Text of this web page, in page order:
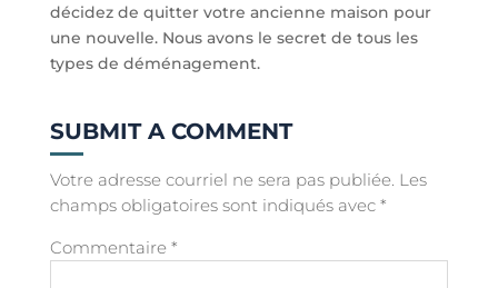
décidez de quitter votre ancienne maison pour
une nouvelle. Nous avons le secret de tous les
types de déménagement.
SUBMIT A COMMENT
Votre adresse courriel ne sera pas publiée. Les
champs obligatoires sont indiqués avec *
Commentaire *